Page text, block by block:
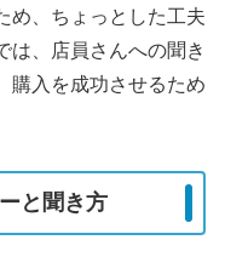
め、ちょっとした工夫
は、店員さんへの聞き
購入を成功させるため
と聞き方